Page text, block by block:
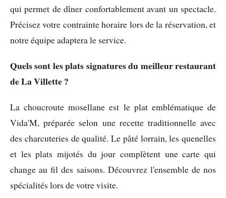
qui permet de dîner confortablement avant un spectacle.
Précisez votre contrainte horaire lors de la réservation, et
notre équipe adaptera le service.
Quels sont les plats signatures du meilleur restaurant
de La Villette ?
La choucroute mosellane est le plat emblématique de
Vida'M, préparée selon une recette traditionnelle avec
des charcuteries de qualité. Le pâté lorrain, les quenelles
et les plats mijotés du jour complètent une carte qui
change au fil des saisons. Découvrez l'ensemble de nos
spécialités lors de votre visite.